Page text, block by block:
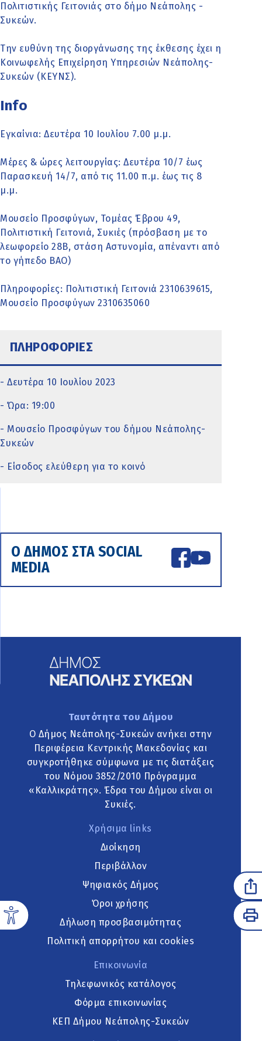
Πολιτιστικής Γειτονιάς στο δήμο Νεάπολης -
Συκεών.
Την ευθύνη της διοργάνωσης της έκθεσης έχει η
Κοινωφελής Επιχείρηση Υπηρεσιών Νεάπολης-
Συκεών (ΚΕΥΝΣ).
Info
Εγκαίνια: Δευτέρα 10 Ιουλίου 7.00 μ.μ.
Μέρες & ώρες λειτουργίας: Δευτέρα 10/7 έως
Παρασκευή 14/7, από τις 11.00 π.μ. έως τις 8
μ.μ.
Μουσείο Προσφύγων, Τομέας Έβρου 49,
Πολιτιστική Γειτονιά, Συκιές (πρόσβαση με το
λεωφορείο 28Β, στάση Αστυνομία, απέναντι από
το γήπεδο ΒΑΟ)
Πληροφορίες: Πολιτιστική Γειτονιά 2310639615,
Μουσείο Προσφύγων 2310635060
ΠΛΗΡΟΦΟΡΙΕΣ
- Δευτέρα 10 Ιουλίου 2023
- Ώρα: 19:00
- Μουσείο Προσφύγων του δήμου Νεάπολης-
Συκεών
- Είσοδος ελεύθερη για το κοινό
Ο ΔΗΜΟΣ ΣΤΑ SOCIAL
MEDIA
Ταυτότητα του Δήμου
Ο Δήμος Νεάπολης-Συκεών ανήκει στην
Περιφέρεια Κεντρικής Μακεδονίας και
συγκροτήθηκε σύμφωνα με τις διατάξεις
του Νόμου 3852/2010 Πρόγραμμα
«Καλλικράτης». Έδρα του Δήμου είναι οι
Συκιές.
Χρήσιμα links
Διοίκηση
Περιβάλλον
Ψηφιακός Δήμος
Όροι χρήσης
Δήλωση προσβασιμότητας
Πολιτική απορρήτου και cookies
Επικοινωνία
Τηλεφωνικός κατάλογος
Φόρμα επικοινωνίας
ΚΕΠ Δήμου Νεάπολης-Συκεών